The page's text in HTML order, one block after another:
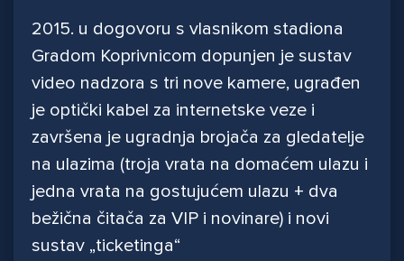
2015. u dogovoru s vlasnikom stadiona
Gradom Koprivnicom dopunjen je sustav
video nadzora s tri nove kamere, ugrađen
je optički kabel za internetske veze i
završena je ugradnja brojača za gledatelje
na ulazima (troja vrata na domaćem ulazu i
jedna vrata na gostujućem ulazu + dva
bežična čitača za VIP i novinare) i novi
sustav „ticketinga“